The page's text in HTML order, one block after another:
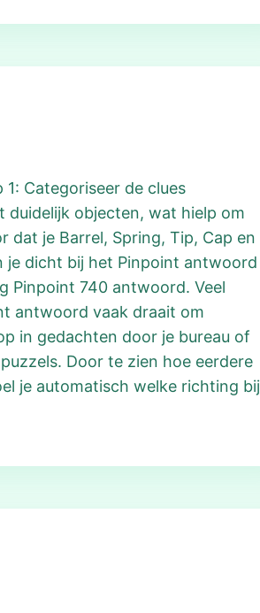
Categoriseer de clues
duidelijk objecten, wat hielp om
dat je Barrel, Spring, Tip, Cap en
je dicht bij het Pinpoint antwoord
Pinpoint 740 antwoord. Veel
antwoord vaak draait om
in gedachten door je bureau of
Door te zien hoe eerdere
je automatisch welke richting bij